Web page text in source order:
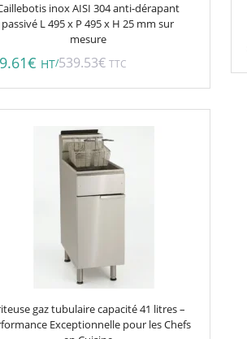
inox AISI 304 anti-dérapant
passivé L 495 x P 495 x H 25 mm sur
mesure
€ HT/539.53€ TTC
gaz tubulaire capacité 41 litres –
Exceptionnelle pour les Chefs